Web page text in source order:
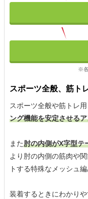
※
スポーツ全般、筋ト
スポーツ全般や筋トレ
ング機能を安定させる
また肘の内側がX字型テ
より肘の内側の筋肉や
トする特殊なメッシュ編
装着するときにわかり